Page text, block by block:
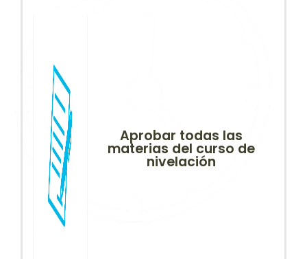
Aprobar todas las
materias del curso de
nivelación